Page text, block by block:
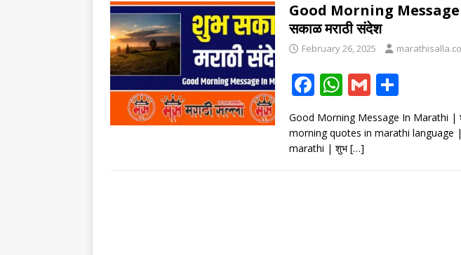
Good Morning
सकाळ मराठी संदेश
February 26, 2025
F
ac
e
b
W
h
at
s
G
ai
h
ar
Good Morning Message In Marathi |
morning quotes in marathi language
marathi | शुभ[…]